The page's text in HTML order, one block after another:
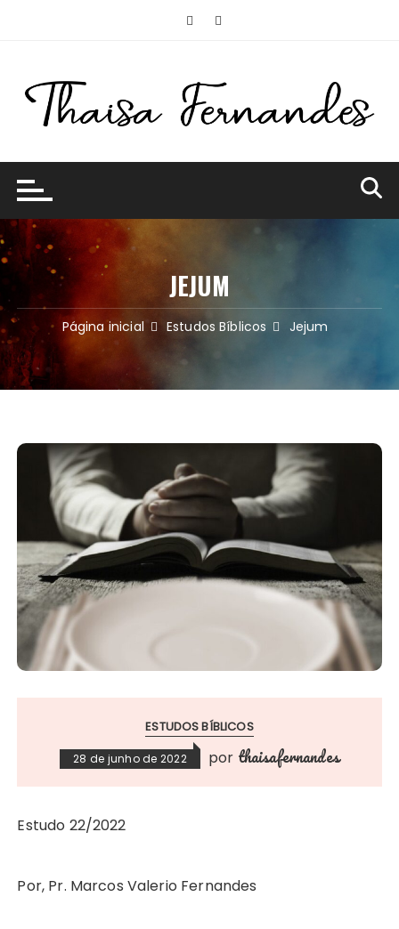
JEJUM
Página inicial Estudos Bíblicos Jejum
ESTUDOS BÍBLICOS
28 de junho de 2022 por thaisafernandes
Estudo 22/2022
Por, Pr. Marcos Valerio Fernandes